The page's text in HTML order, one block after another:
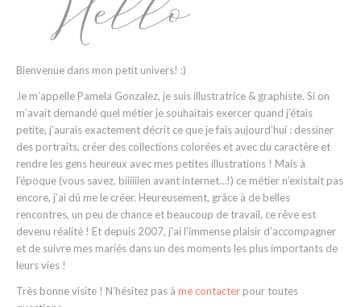
Bienvenue dans mon petit univers! :)
Je m’appelle Pamela Gonzalez, je suis illustratrice & graphiste. Si on
m’avait demandé quel métier je souhaitais exercer quand j’étais
petite, j’aurais exactement décrit ce que je fais aujourd’hui : dessiner
des portraits, créer des collections colorées et avec du caractère et
rendre les gens heureux avec mes petites illustrations ! Mais à
l’époque (vous savez, biiiiiien avant internet…!) ce métier n’existait pas
encore, j’ai dû me le créer. Heureusement, grâce à de belles
rencontres, un peu de chance et beaucoup de travail, ce rêve est
devenu réalité ! Et depuis 2007, j’ai l’immense plaisir d’accompagner
et de suivre mes mariés dans un des moments les plus importants de
leurs vies !
Très bonne visite ! N’hésitez pas à me contacter pour toutes